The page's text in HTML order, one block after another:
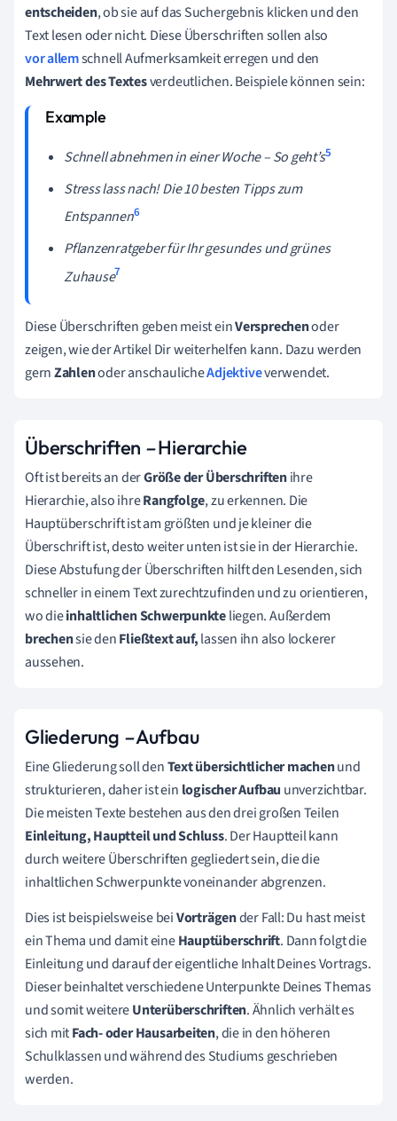
entscheiden, ob sie auf das Suchergebnis klicken und den
Text lesen oder nicht. Diese Überschriften sollen also
vor allemschnell Aufmerksamkeit erregen und den
Mehrwert des Textesverdeutlichen. Beispiele können sein:
Schnell abnehmen in einer Woche – So geht’s5
Stress lass nach! Die 10 besten Tipps zum
Entspannen6
Pflanzenratgeber für Ihr gesundes und grünes
Zuhause7
Diese Überschriften geben meist einVersprechenoder
zeigen, wie der Artikel Dir weiterhelfen kann. Dazu werden
gernZahlenoder anschaulicheAdjektiveverwendet.
Überschriften –Hierarchie
Oft ist bereits an derGröße der Überschriftenihre
Hierarchie, also ihreRangfolge, zu erkennen. Die
Hauptüberschrift ist am größten und je kleiner die
Überschrift ist, desto weiter unten ist sie in der Hierarchie.
Diese Abstufung der Überschriften hilft den Lesenden, sich
schneller in einem Text zurechtzufinden und zu orientieren,
wo dieinhaltlichen Schwerpunkteliegen. Außerdem
brechensie denFließtext auf,lassen ihn also lockerer
aussehen.
Gliederung –Aufbau
Eine Gliederung soll denText übersichtlicher machenund
strukturieren, daher ist ein logischer Aufbau unverzichtbar.
Die meisten Texte bestehen aus den drei großen Teilen
Einleitung, Hauptteil und Schluss. Der Hauptteil kann
durch weitere Überschriften gegliedert sein, die die
inhaltlichen Schwerpunkte voneinander abgrenzen.
Dies ist beispielsweise beiVorträgender Fall: Du hast meist
ein Thema und damit eineHauptüberschrift. Dann folgt die
Einleitung und darauf der eigentliche Inhalt Deines Vortrags.
Dieser beinhaltet verschiedene Unterpunkte Deines Themas
und somit weitereUnterüberschriften. Ähnlich verhält es
sich mitFach- oder Hausarbeiten, die in den höheren
Schulklassen und während des Studiums geschrieben
werden.